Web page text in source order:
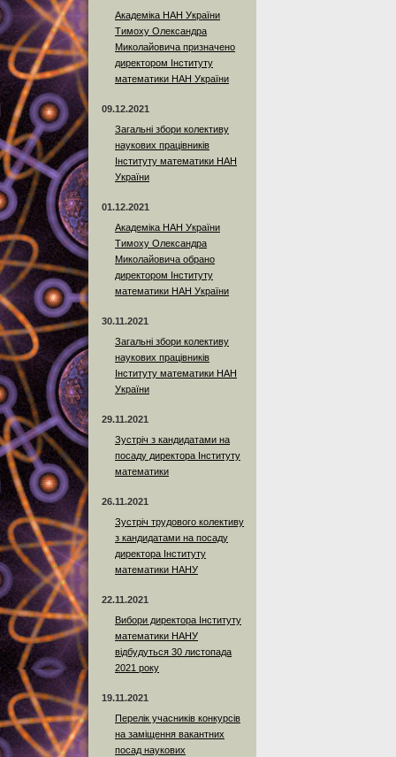
Академіка НАН України
Тимоху Олександра
Миколайовича призначено
директором Інституту
математики НАН України
09.12.2021
Загальні збори колективу
наукових працівників
Інституту математики НАН
України
01.12.2021
Академіка НАН України
Тимоху Олександра
Миколайовича обрано
директором Інституту
математики НАН України
30.11.2021
Загальні збори колективу
наукових працівників
Інституту математики НАН
України
29.11.2021
Зустріч з кандидатами на
посаду директора Інституту
математики
26.11.2021
Зустріч трудового колективу
з кандидатами на посаду
директора Інституту
математики НАНУ
22.11.2021
Вибори директора Інституту
математики НАНУ
відбудуться 30 листопада
2021 року
19.11.2021
Перелік учасників конкурсів
на заміщення вакантних
посад наукових